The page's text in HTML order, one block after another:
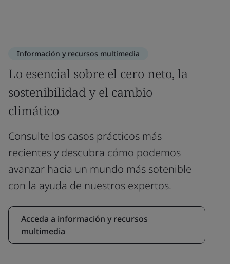
Información y recursos multimedia
Lo esencial sobre el cero neto, la
sostenibilidad y el cambio
climático
Consulte los casos prácticos más
recientes y descubra cómo podemos
avanzar hacia un mundo más sotenible
con la ayuda de nuestros expertos.
Acceda a información y recursos
multimedia